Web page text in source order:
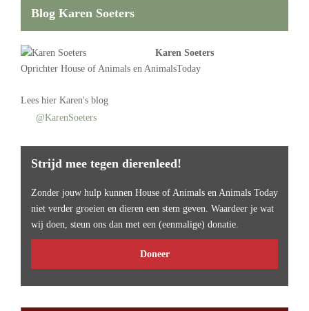
Blog Karen Soeters
Karen Soeters
Oprichter House of Animals en AnimalsToday
Lees hier Karen's blog
@KarenSoeters
Strijd mee tegen dierenleed!
Zonder jouw hulp kunnen House of Animals en Animals Today
niet verder groeien en dieren een stem geven. Waardeer je wat
wij doen, steun ons dan met een (eenmalige) donatie.
Doneer